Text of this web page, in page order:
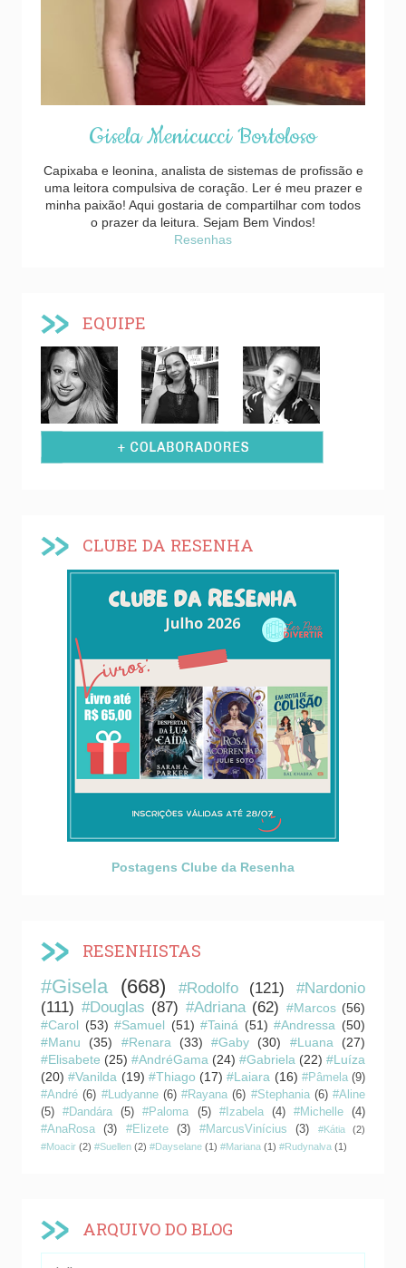
Gisela Menicucci Bortoloso
Capixaba e leonina, analista de sistemas de profissão e
uma leitora compulsiva de coração. Ler é meu prazer e
minha paixão! Aqui gostaria de compartilhar com todos
o prazer da leitura. Sejam Bem Vindos!
Resenhas
EQUIPE
CLUBE DA RESENHA
Postagens Clube da Resenha
RESENHISTAS
#Gisela (668) #Rodolfo (121)
#Nardonio
(111) #Douglas (87) #Adriana (62) #Marcos (56)
#Carol (53) #Samuel (51) #Tainá (51) #Andressa (50)
#Manu
(35) #Renara (33) #Gaby (30) #Luana
(27)
#Elisabete (25) #AndréGama (24) #Gabriela (22) #Luíza
(20) #Vanilda (19) #Thiago (17) #Laiara (16) #Pâmela (9)
#André (6) #Ludyanne (6) #Rayana (6) #Stephania (6) #Aline
(5)
#Dandára (5) #Paloma (5) #Izabela (4) #Michelle
(4)
#AnaRosa
(3) #Elizete (3) #MarcusVinícius (3) #Kátia
(2)
#Moacir (2) #Suellen (2) #Dayselane (1) #Mariana (1) #Rudynalva (1)
ARQUIVO DO BLOG